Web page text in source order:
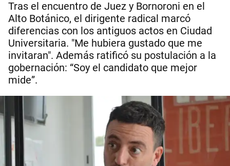
Tras el encuentro de Juez y Bornoroni en el
Alto Botánico, el dirigente radical marcó
diferencias con los antiguos actos en Ciudad
Universitaria. "Me hubiera gustado que me
invitaran". Además ratificó su postulación a la
gobernación: “Soy el candidato que mejor
mide”.